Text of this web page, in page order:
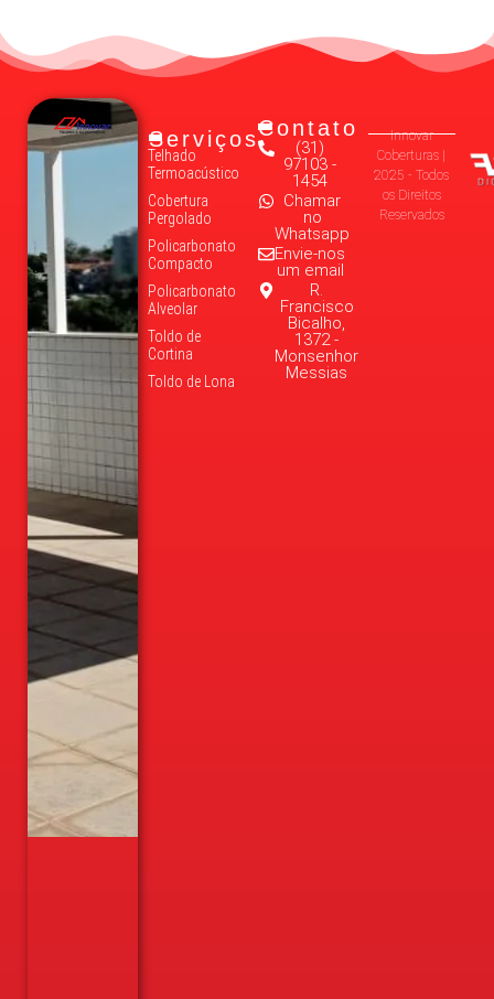
Serviços
Telhado
Termoacústico
Cobertura
Pergolado
Policarbonato
Compacto
Policarbonato
Alveolar
Toldo de
Cortina
Toldo de Lona
Contato
(31)
97103 -
1454
Chamar
no
Whatsapp
Envie-nos
um email
R.
Francisco
Bicalho,
1372 -
Monsenhor
Messias
Innovar
Coberturas |
2025 - Todos
os Direitos
Reservados